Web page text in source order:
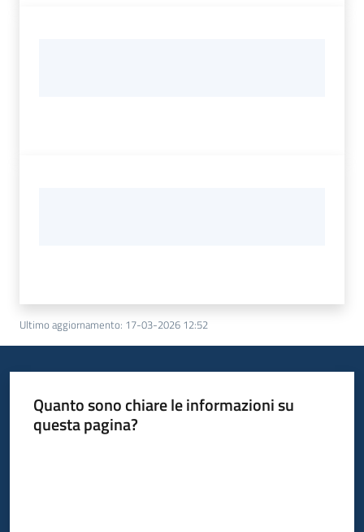
Ultimo aggiornamento: 17-03-2026 12:52
Quanto sono chiare le informazioni su
questa pagina?